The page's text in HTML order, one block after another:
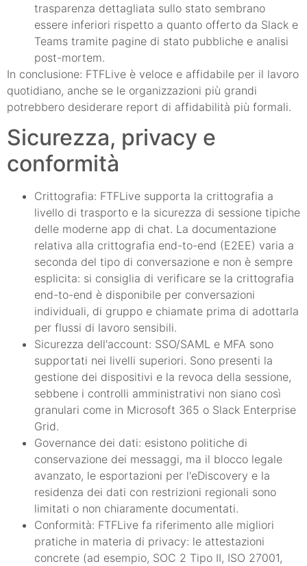
trasparenza dettagliata sullo stato sembrano
essere inferiori rispetto a quanto offerto da Slack e
Teams tramite pagine di stato pubbliche e analisi
post-mortem.
In conclusione: FTFLive è veloce e affidabile per il lavoro
quotidiano, anche se le organizzazioni più grandi
potrebbero desiderare report di affidabilità più formali.
Sicurezza, privacy e
conformità
Crittografia: FTFLive supporta la crittografia a
livello di trasporto e la sicurezza di sessione tipiche
delle moderne app di chat. La documentazione
relativa alla crittografia end-to-end (E2EE) varia a
seconda del tipo di conversazione e non è sempre
esplicita: si consiglia di verificare se la crittografia
end-to-end è disponibile per conversazioni
individuali, di gruppo e chiamate prima di adottarla
per flussi di lavoro sensibili.
Sicurezza dell'account: SSO/SAML e MFA sono
supportati nei livelli superiori. Sono presenti la
gestione dei dispositivi e la revoca della sessione,
sebbene i controlli amministrativi non siano così
granulari come in Microsoft 365 o Slack Enterprise
Grid.
Governance dei dati: esistono politiche di
conservazione dei messaggi, ma il blocco legale
avanzato, le esportazioni per l'eDiscovery e la
residenza dei dati con restrizioni regionali sono
limitati o non chiaramente documentati.
Conformità: FTFLive fa riferimento alle migliori
pratiche in materia di privacy: le attestazioni
concrete (ad esempio, SOC 2 Tipo II, ISO 27001,